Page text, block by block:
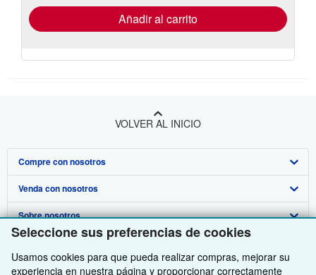
Seleccione sus preferencias de cookies
Usamos cookies para que pueda realizar compras, mejorar su
experiencia en nuestra página y proporcionar correctamente
envío
Añadir al carrito
VOLVER AL INICIO
Compre con nosotros
Búsqueda avanzada
Colecciones
Mis pedidos
Venda con nosotros
Comenzar a vender
Únase a nuestro programa de afiliados
Recomiende un vendedor
Sobre nosotros
Medios
Preguntas frecuentes y guías
Otras compañías de AbeBooks